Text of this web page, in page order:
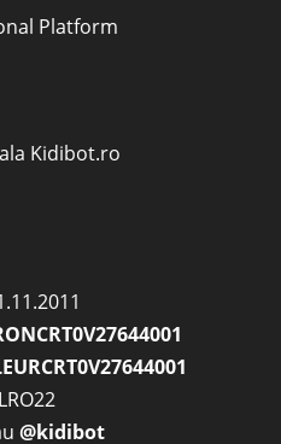
Platform
Kidibot.ro
@kidibot